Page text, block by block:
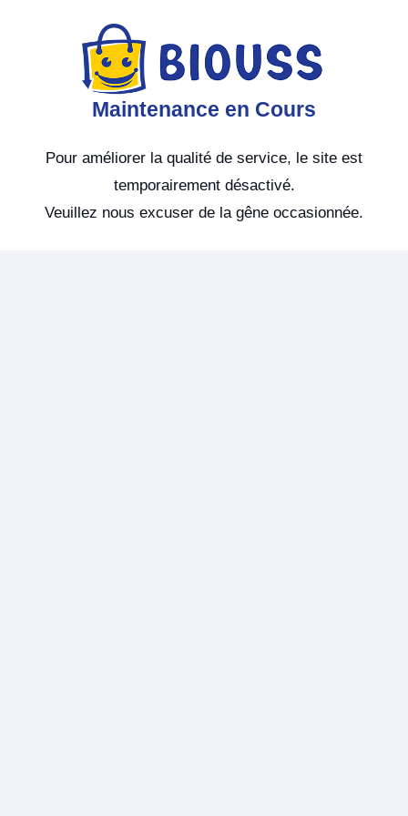
Maintenance en Cours
Pour améliorer la qualité de service, le site est
temporairement désactivé.
Veuillez nous excuser de la gêne occasionnée.